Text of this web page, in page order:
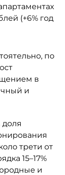
(+6% год
по
в
и
доля
трети от
15–17%
и